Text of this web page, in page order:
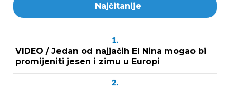
Najčitanije
1.
VIDEO / Jedan od najjačih El Nina mogao bi
promijeniti jesen i zimu u Europi
2.